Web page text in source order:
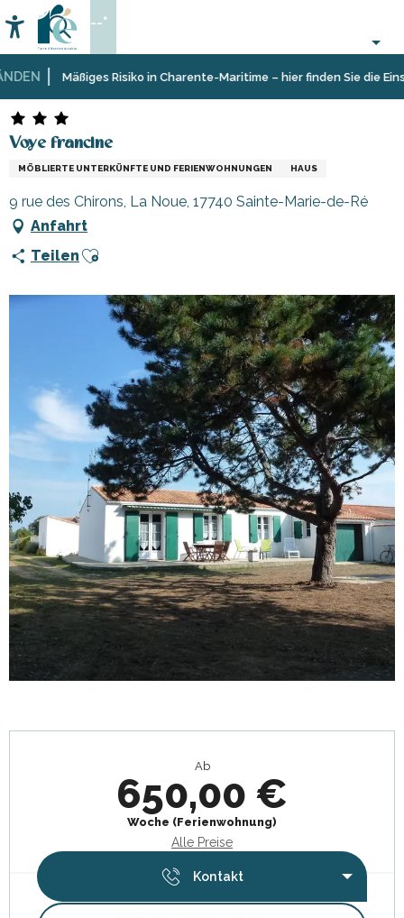
au
contenu
principalMäßiges Risiko in Charente-Maritime – hier finden Sie die
Accessibilité
Suche
--°
Startseite AufenthaltUnterkünfteFerienunterkünfte
Voye francine
Voye francine
MÖBLIERTE UNTERKÜNFTE UND FERIENWOHNUNGEN HAUS
9 rue des Chirons, La Noue, 17740 Sainte-Marie-de-Ré
Anfahrt
Teilen Ajouter aux favoris
Ab
650,00 €
Woche (Ferienwohnung)
Alle Preise
Kontakt